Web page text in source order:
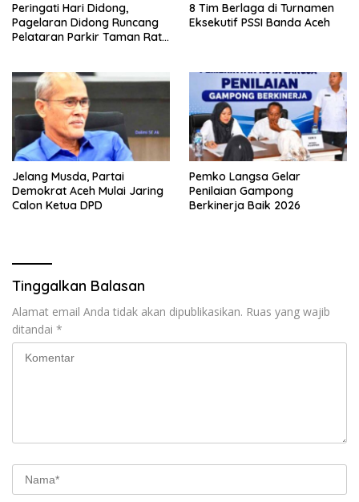
Peringati Hari Didong,
Pagelaran Didong Runcang
Pelataran Parkir Taman Ratu
8 Tim Berlaga di Turnamen
Eksekutif PSSI Banda Aceh
Jelang Musda, Partai
Demokrat Aceh Mulai Jaring
Calon Ketua DPD
Pemko Langsa Gelar
Penilaian Gampong
Berkinerja Baik 2026
Tinggalkan Balasan
Alamat email Anda tidak akan dipublikasikan. Ruas yang wajib
ditandai *